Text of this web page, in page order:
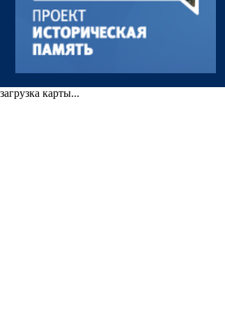
загрузка карты...